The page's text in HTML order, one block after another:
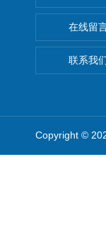
在线留
联系我
Copyright ©